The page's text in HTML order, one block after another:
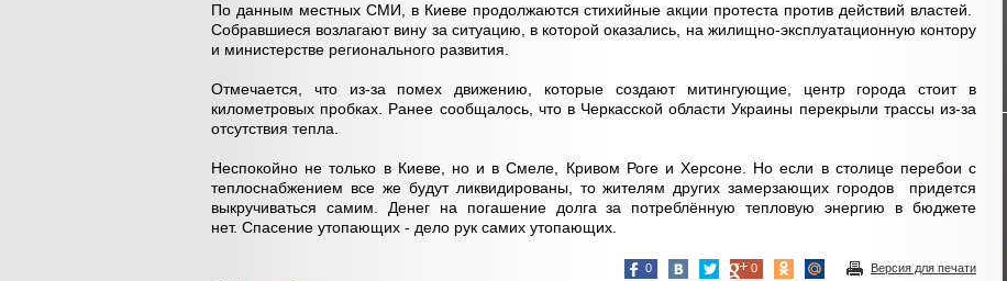
По данным местных СМИ, в Киеве продолжаются стихийные акции протеста против действий властей.
Собравшиеся возлагают вину за ситуацию, в которой оказались, на жилищно-эксплуатационную контору
и министерстве регионального развития.
Отмечается, что из-за помех движению, которые создают митингующие, центр города стоит в
километровых пробках. Ранее сообщалось, что в Черкасской области Украины перекрыли трассы из-за
отсутствия тепла.
Неспокойно не только в Киеве, но и в Смеле, Кривом Роге и Херсоне. Но если в столице перебои с
теплоснабжением все же будут ликвидированы, то жителям других замерзающих городов придется
выкручиваться самим. Денег на погашение долга за потреблённую тепловую энергию в бюджете
нет. Спасение утопающих - дело рук самих утопающих.
Версия для печати
0
0